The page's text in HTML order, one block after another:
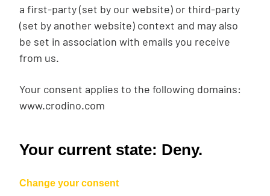
a first-party (set by our website) or third-party
(set by another website) context and may also
be set in association with emails you receive
from us.
Your consent applies to the following domains:
www.crodino.com
Your current state: Deny.
Change your consent